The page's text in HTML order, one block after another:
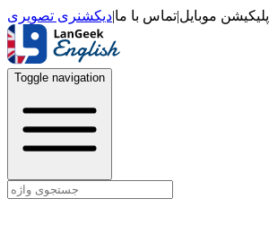
اپلیکیشن موبایل|تماس با ما|دیکشنری تصویری
Toggle navigation